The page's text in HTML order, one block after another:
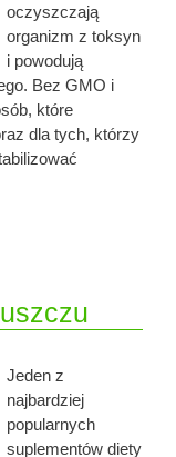
oczyszczają
organizm z toksyn
i powodują
Bez GMO i
które
dla tych, którzy
Jeden z
najbardziej
popularnych
suplementów diety